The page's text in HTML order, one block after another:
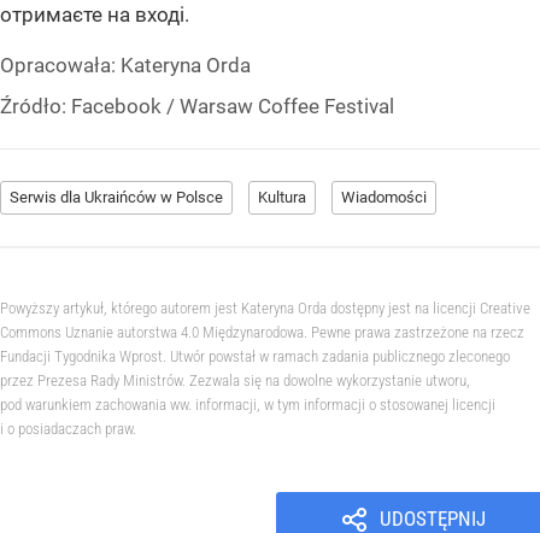
отримаєте на вході.
Opracowała: Kateryna Orda
Źródło: Facebook / Warsaw Coffee Festival
Serwis dla Ukraińców w Polsce Kultura Wiadomości
Powyższy artykuł, którego autorem jest Kateryna Orda dostępny jest na licencji Creative
Commons Uznanie autorstwa 4.0 Międzynarodowa. Pewne prawa zastrzeżone na rzecz
Fundacji Tygodnika Wprost. Utwór powstał w ramach zadania publicznego zleconego
przez Prezesa Rady Ministrów. Zezwala się na dowolne wykorzystanie utworu,
pod warunkiem zachowania ww. informacji, w tym informacji o stosowanej licencji
i o posiadaczach praw.
UDOSTĘPNIJ